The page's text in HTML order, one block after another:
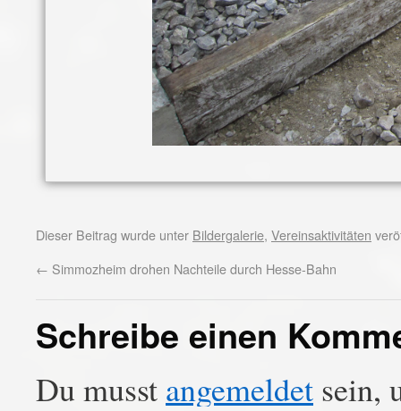
Dieser Beitrag wurde unter Bildergalerie, Vereinsaktivitäten
← Simmozheim drohen Nachteile durch Hesse-Bahn
Schreibe einen
Du musst angemeldet sein,